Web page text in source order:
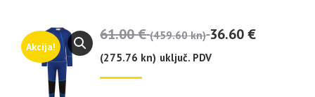
Akcija!
61.00€ (459.60 kn) 36.60€
(275.76 kn) uključ. PDV